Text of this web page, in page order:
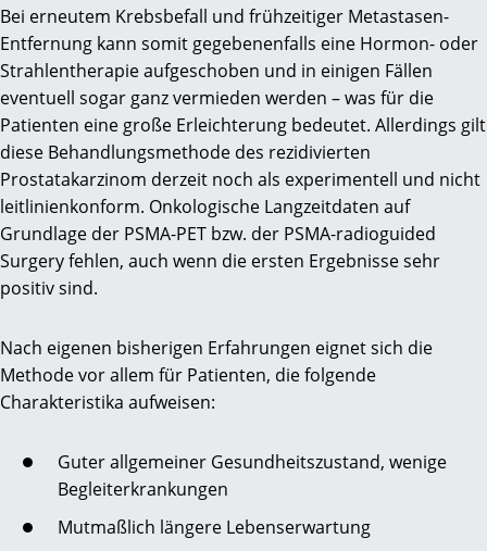
Bei erneutem Krebsbefall und frühzeitiger Metastasen-
Entfernung kann somit gegebenenfalls eine Hormon- oder
Strahlentherapie aufgeschoben und in einigen Fällen
eventuell sogar ganz vermieden werden – was für die
Patienten eine große Erleichterung bedeutet. Allerdings gilt
diese Behandlungsmethode des rezidivierten
Prostatakarzinom derzeit noch als experimentell und nicht
leitlinienkonform. Onkologische Langzeitdaten auf
Grundlage der PSMA-PET bzw. der PSMA-radioguided
Surgery fehlen, auch wenn die ersten Ergebnisse sehr
positiv sind.
Nach eigenen bisherigen Erfahrungen eignet sich die
Methode vor allem für Patienten, die folgende
Charakteristika aufweisen:
Guter allgemeiner Gesundheitszustand, wenige
Begleiterkrankungen
Mutmaßlich längere Lebenserwartung